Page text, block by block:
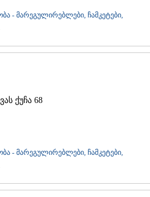
- მარეგულირებლები, ჩამკეტები,
ქუჩა 68
- მარეგულირებლები, ჩამკეტები,